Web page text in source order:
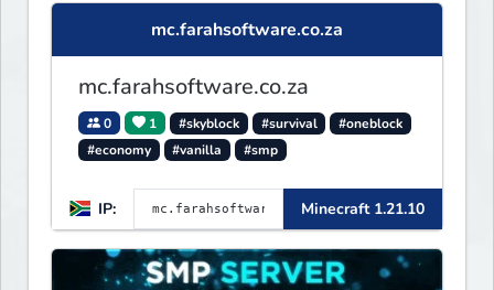
mc.farahsoftware.co.za
mc.farahsoftware.co.za
0 1 #skyblock #survival
#oneblock
#economy
#vanilla #smp
IP: Minecraft 1.21.10